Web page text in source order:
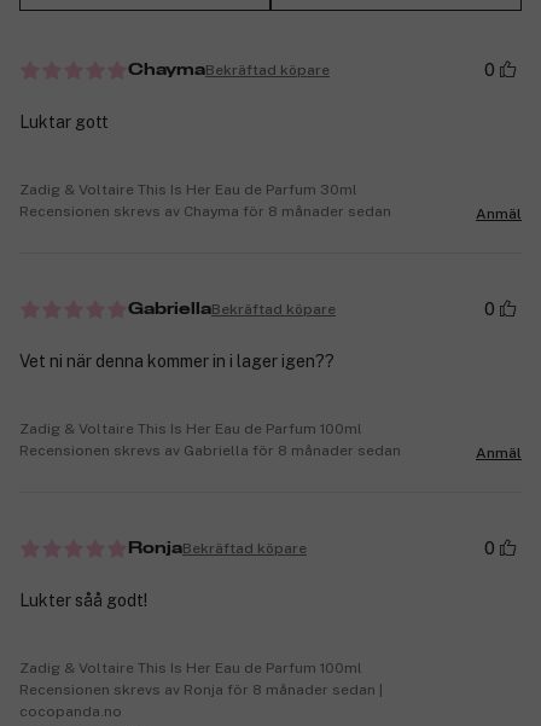
ChaymaBekräftad köpare 0
Luktar gott
Zadig & Voltaire This Is Her Eau de Parfum 30ml
Recensionen skrevs av Chayma för 8 månader sedan
Anmäl
GabriellaBekräftad köpare 0
Vet ni när denna kommer in i lager igen??
Zadig & Voltaire This Is Her Eau de Parfum 100ml
Recensionen skrevs av Gabriella för 8 månader sedan
Anmäl
RonjaBekräftad köpare 0
Lukter såå godt!
Zadig & Voltaire This Is Her Eau de Parfum 100ml
Recensionen skrevs av Ronja för 8 månader sedan |
cocopanda.no